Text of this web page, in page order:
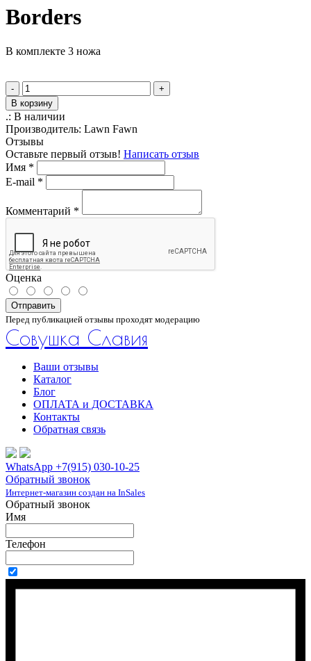
Borders
В комплекте 3 ножа
-
+
В корзину
.: В наличии
Производитель: Lawn Fawn
Отзывы
Оставьте первый отзыв! Написать отзыв
Имя *
E-mail *
Комментарий *
Оценка
Отправить
Перед публикацией отзывы проходят модерацию
Совушка Славия
Ваши отзывы
Каталог
Блог
ОПЛАТА и ДОСТАВКА
Контакты
Обратная связь
WhatsApp +7(915) 030-10-25
Обратный звонок
Интернет-магазин создан на InSales
Обратный звонок
Имя
Телефон